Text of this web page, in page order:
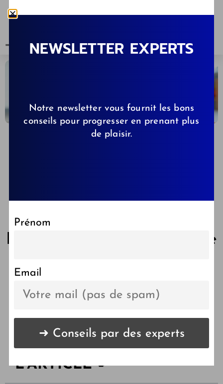
Peut-on donner autre chose
LES POINTS CLÉS DE
L'ARTICLE 🔑
NEWSLETTER EXPERTS
Notre newsletter vous fournit les bons
conseils pour progresser en prenant plus
de plaisir.
Prénom
Email